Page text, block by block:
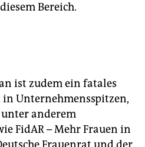
Bereich.
ist zudem ein fatales
Unternehmensspitzen,
anderem
FidAR – Mehr Frauen in